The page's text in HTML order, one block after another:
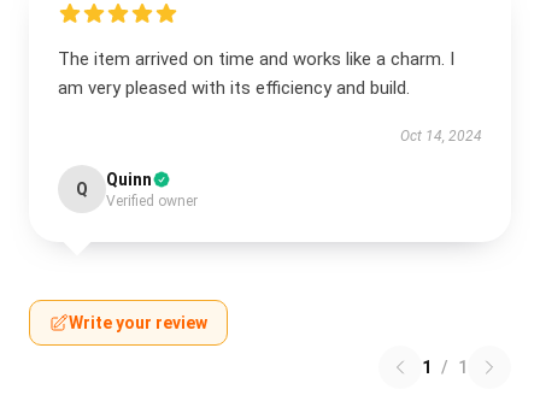
The item arrived on time and works like a charm. I
am very pleased with its efficiency and build.
Oct 14, 2024
Q Quinn
Verified owner
Write your review
1 / 1